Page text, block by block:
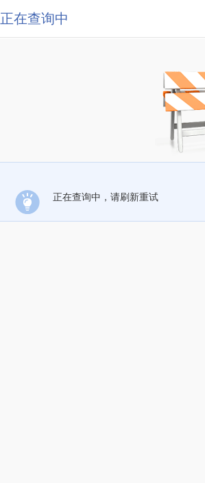
正在查询中
正在查询中，请刷新重试